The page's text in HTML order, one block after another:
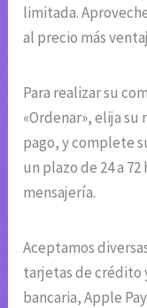
limitada.
al precio más
Para realizar su
«Ordenar», elija
pago, y complete
un plazo de 24 a
mensajería.
Aceptamos
tarjetas de crédito
bancaria, Apple